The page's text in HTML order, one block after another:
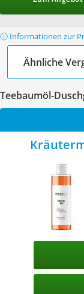
ⓘ Informationen zur
Ähnliche
Teebaumöl-